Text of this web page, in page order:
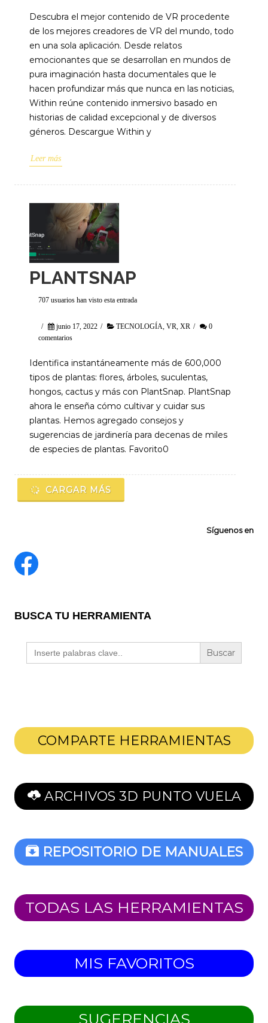
Descubra el mejor contenido de VR procedente
de los mejores creadores de VR del mundo, todo
en una sola aplicación. Desde relatos
emocionantes que se desarrollan en mundos de
pura imaginación hasta documentales que le
hacen profundizar más que nunca en las noticias,
Within reúne contenido inmersivo basado en
historias de calidad excepcional y de diversos
géneros. Descargue Within y
Leer más
PLANTSNAP
707 usuarios han visto esta entrada
/ junio 17, 2022 / TECNOLOGÍA VR XR /
0
comentarios
Identifica instantáneamente más de 600,000
tipos de plantas: flores, árboles, suculentas,
hongos, cactus y más con PlantSnap. PlantSnap
ahora le enseña cómo cultivar y cuidar sus
plantas. Hemos agregado consejos y
sugerencias de jardinería para decenas de miles
de especies de plantas. Favorito0
CARGAR MÁS
Síguenos en
BUSCA TU HERRAMIENTA
Buscar:
COMPARTE HERRAMIENTAS
ARCHIVOS 3D PUNTO VUELA
REPOSITORIO DE MANUALES
TODAS LAS HERRAMIENTAS
MIS FAVORITOS
SUGERENCIAS